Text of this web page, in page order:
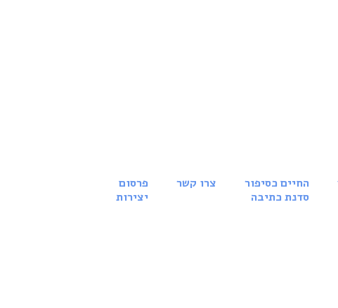
החיים כסיפור
סדנת כתיבה
צרו קשר
פרסום
יצירות